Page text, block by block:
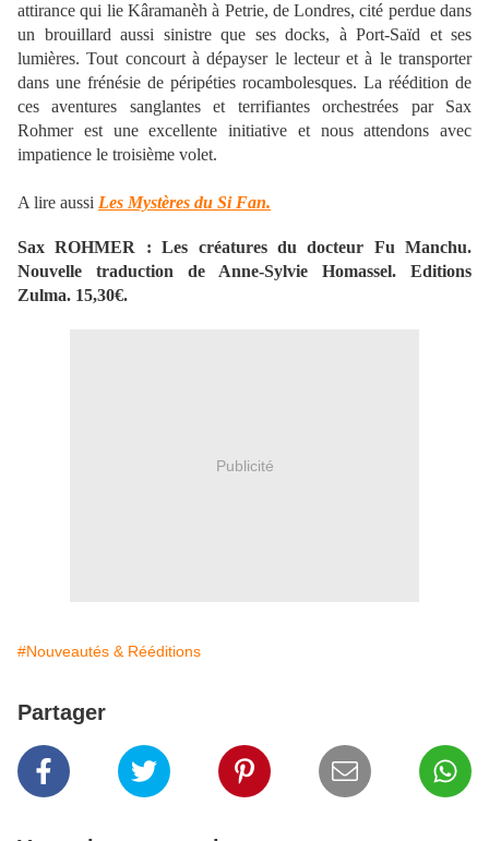
attirance qui lie Kâramanèh à Petrie, de Londres, cité perdue dans
un brouillard aussi sinistre que ses docks, à Port-Saïd et ses
lumières. Tout concourt à dépayser le lecteur et à le transporter
dans une frénésie de péripéties rocambolesques. La réédition de
ces aventures sanglantes et terrifiantes orchestrées par Sax
Rohmer est une excellente initiative et nous attendons avec
impatience le troisième volet.
A lire aussi Les Mystères du Si Fan.
Sax ROHMER : Les créatures du docteur Fu Manchu.
Nouvelle traduction de Anne-Sylvie Homassel. Editions
Zulma. 15,30€.
Publicité
#Nouveautés & Rééditions
Partager